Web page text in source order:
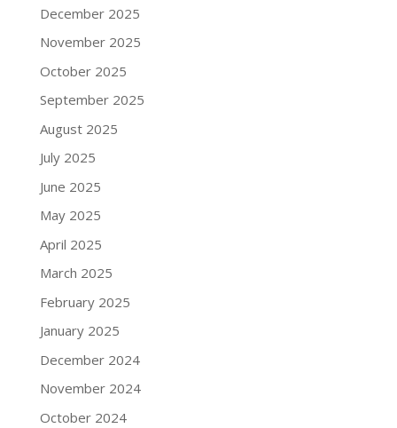
December 2025
November 2025
October 2025
September 2025
August 2025
July 2025
June 2025
May 2025
April 2025
March 2025
February 2025
January 2025
December 2024
November 2024
October 2024